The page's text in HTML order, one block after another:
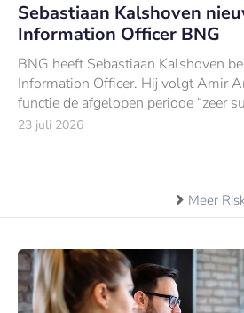
Sebastiaan Kalshoven
Information Officer BNG
BNG heeft Sebastiaan Kalshoven
Information Officer. Hij volgt Amir
functie de afgelopen periode “zeer
vervulde.
23 juli 2026
Meer